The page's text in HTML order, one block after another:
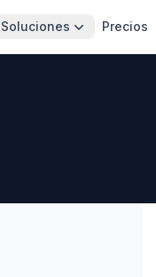
Soluciones Precios